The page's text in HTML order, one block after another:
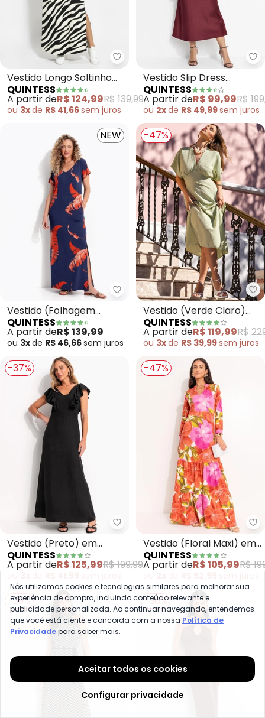
Quintess - Vestido Longo
Vestido Longo Soltinho
com Fenda (Zebra)
QUINTESS
A partir deR$ 124,99R$ 139,99
ou 3xde R$ 41,66sem juros
Vestido Slip Dress
(Bordô) em Crepe Plano
QUINTESS
A partir deR$ 99,99R$
ou 2xde R$ 49,99sem juros
NEW
Quintess - Vestido (Folhagem
Vestido (Folhagem
Telha) em Malha de
Viscose
QUINTESS
A partir deR$ 139,99
ou 3xde R$ 46,66sem juros
-47%
Vestido (Verde Claro)
em Tecido Plano
Jacquard Ace
QUINTESS
A partir deR$ 119,99R$
ou 3xde R$ 39,99sem juros
-37%
Quintess - Vestido (Preto) em
Vestido (Preto) em
Crepe Plano
QUINTESS
A partir deR$ 125,99R$ 199,99
-47%
Vestido (Floral Maxi) em
Malha Fria
QUINTESS
A partir deR$ 105,99R$
-39% -36%
Nós utilizamos cookies e tecnologias similares para melhorar sua
experiência de compra, incluindo conteúdo relevante e
publicidade personalizada. Ao continuar navegando, entendemos
que você está ciente e concorda com a nossa Política de
Privacidadepara saber mais.
Aceitar todos os cookies
Configurar privacidade